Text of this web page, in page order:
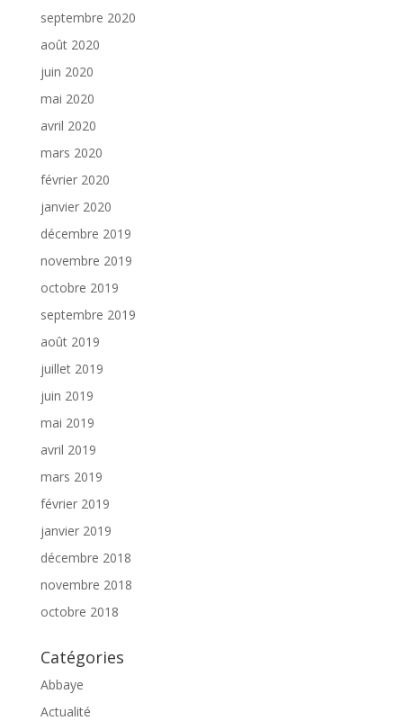
septembre 2020
août 2020
juin 2020
mai 2020
avril 2020
mars 2020
février 2020
janvier 2020
décembre 2019
novembre 2019
octobre 2019
septembre 2019
août 2019
juillet 2019
juin 2019
mai 2019
avril 2019
mars 2019
février 2019
janvier 2019
décembre 2018
novembre 2018
octobre 2018
Catégories
Abbaye
Actualité